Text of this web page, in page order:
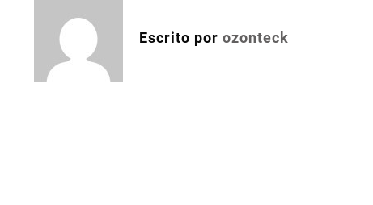
Post
Escrito por ozonteck